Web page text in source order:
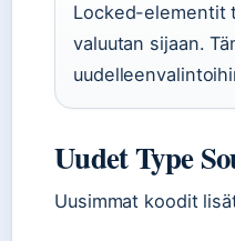
Locked-elementit
valuutan sijaan.
Uudet Type
Uusimmat koodit